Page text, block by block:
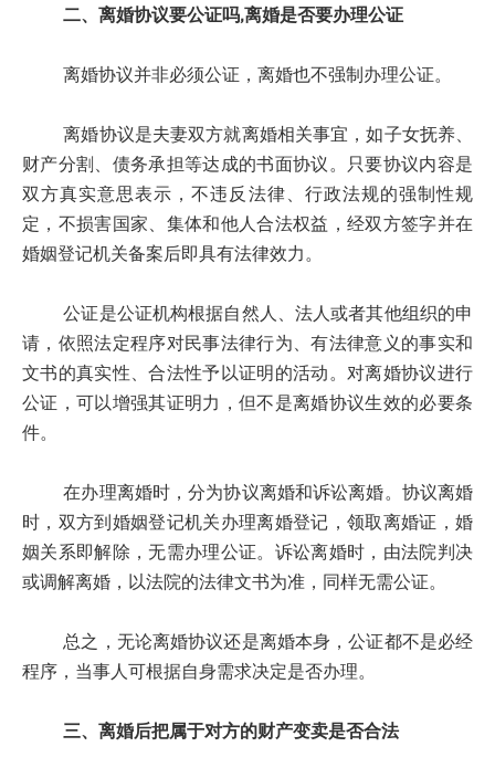
二、离婚协议要公证吗,离婚是否要办理公证
离婚协议并非必须公证，离婚也不强制办理公证。
离婚协议是夫妻双方就离婚相关事宜，如子女抚养、
财产分割、债务承担等达成的书面协议。只要协议内容是
双方真实意思表示，不违反法律、行政法规的强制性规
定，不损害国家、集体和他人合法权益，经双方签字并在
婚姻登记机关备案后即具有法律效力。
公证是公证机构根据自然人、法人或者其他组织的申
请，依照法定程序对民事法律行为、有法律意义的事实和
文书的真实性、合法性予以证明的活动。对离婚协议进行
公证，可以增强其证明力，但不是离婚协议生效的必要条
件。
在办理离婚时，分为协议离婚和诉讼离婚。协议离婚
时，双方到婚姻登记机关办理离婚登记，领取离婚证，婚
姻关系即解除，无需办理公证。诉讼离婚时，由法院判决
或调解离婚，以法院的法律文书为准，同样无需公证。
总之，无论离婚协议还是离婚本身，公证都不是必经
程序，当事人可根据自身需求决定是否办理。
三、离婚后把属于对方的财产变卖是否合法